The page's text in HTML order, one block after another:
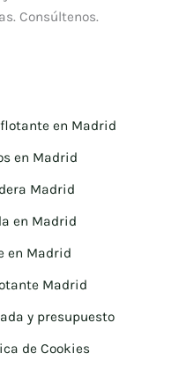
Consúltenos.
en Madrid
en Madrid
Madrid
en Madrid
en Madrid
Madrid
y presupuesto
de Cookies